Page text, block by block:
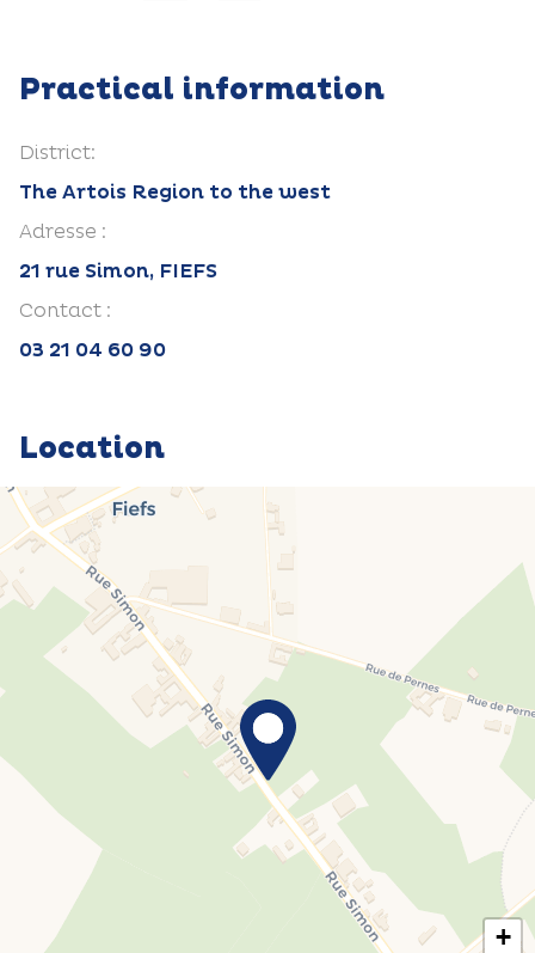
Practical information
District:
The Artois Region to the west
Adresse :
21 rue Simon, FIEFS
Contact :
03 21 04 60 90
Location
+